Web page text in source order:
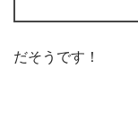
だそうです！